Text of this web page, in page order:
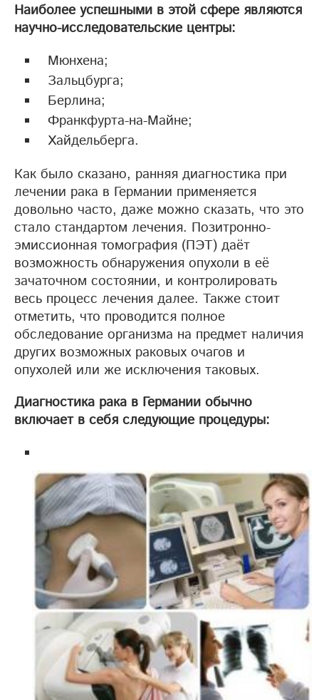
Наиболее успешными в этой сфере являются
научно-исследовательские центры:
Мюнхена;
Зальцбурга;
Берлина;
Франкфурта-на-Майне;
Хайдельберга.
Как было сказано, ранняя диагностика при
лечении рака в Германии применяется
довольно часто, даже можно сказать, что это
стало стандартом лечения. Позитронно-
эмиссионная томография (ПЭТ) даёт
возможность обнаружения опухоли в её
зачаточном состоянии, и контролировать
весь процесс лечения далее. Также стоит
отметить, что проводится полное
обследование организма на предмет наличия
других возможных раковых очагов и
опухолей или же исключения таковых.
Диагностика рака в Германии обычно
включает в себя следующие процедуры: